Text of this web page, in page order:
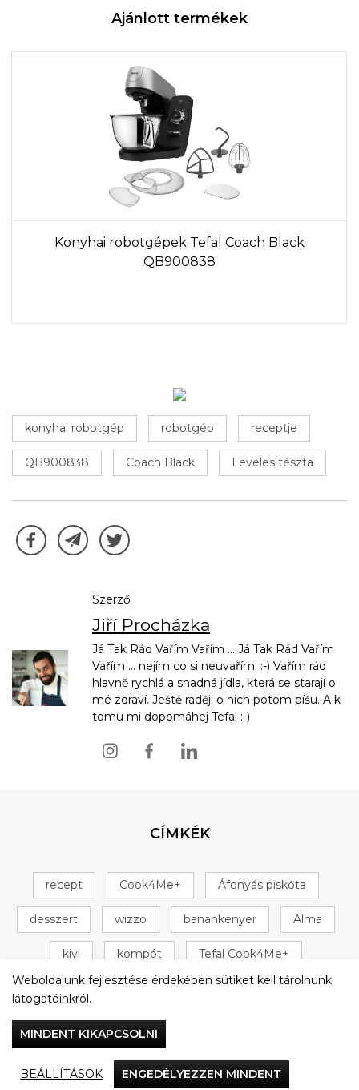
Ajánlott termékek
Konyhai robotgépek Tefal Coach Black
QB900838
konyhai robotgép robotgép receptje
QB900838 Coach Black Leveles tészta
Szerző
Jiří Procházka
Já Tak Rád Vařím Vařím ... Já Tak Rád Vařím
Vařím ... nejím co si neuvařím. :-) Vařím rád
hlavně rychlá a snadná jídla, která se starají o
mé zdraví. Ještě raději o nich potom píšu. A k
tomu mi dopomáhej Tefal :-)
CÍMKÉK
recept Cook4Me+ Áfonyás piskóta
desszert wizzo banankenyer Alma
kivi kompót Tefal Cook4Me+
+ 16 következő
Weboldalunk fejlesztése érdekében sütiket kell tárolnunk
látogatóinkról.
MINDENT KIKAPCSOLNI
BEÁLLÍTÁSOK ENGEDÉLYEZZEN MINDENT